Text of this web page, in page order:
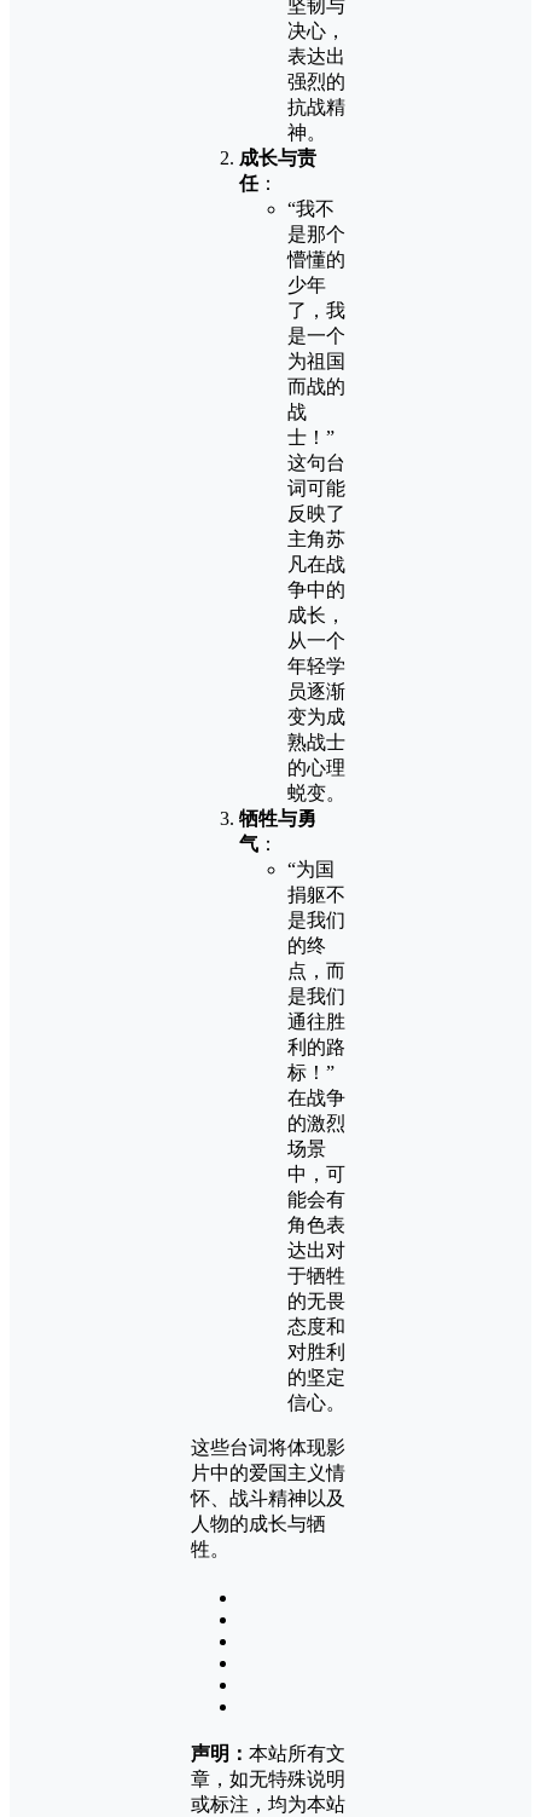
坚韧与
决心，
表达出
强烈的
抗战精
神。
成长与责
任：
“我不
是那个
懵懂的
少年
了，我
是一个
为祖国
而战的
战
士！”
这句台
词可能
反映了
主角苏
凡在战
争中的
成长，
从一个
年轻学
员逐渐
变为成
熟战士
的心理
蜕变。
牺牲与勇
气 ：
“为国
捐躯不
是我们
的终
点，而
是我们
通往胜
利的路
标！”
在战争
的激烈
场景
中，可
能会有
角色表
达出对
于牺牲
的无畏
态度和
对胜利
的坚定
信心。
这些台词将体现影
片中的爱国主义情
怀、战斗精神以及
人物的成长与牺
牲。
声明： 本站所有文
章，如无特殊说明
或标注，均为本站